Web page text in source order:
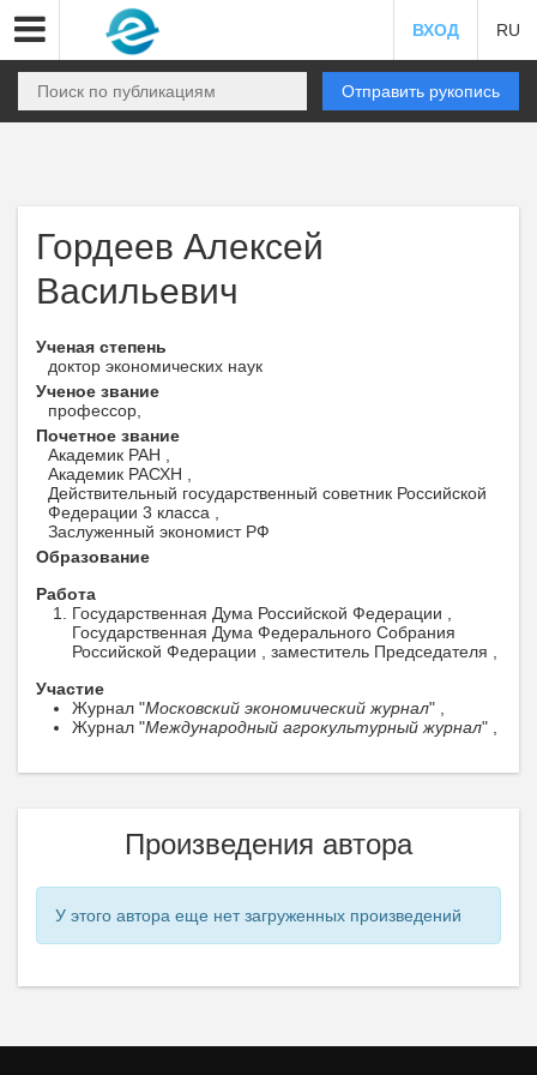
ВХОД RU
Отправить рукопись
Гордеев Алексей
Васильевич
Ученая степень
доктор экономических наук
Ученое звание
профессор,
Почетное звание
Академик РАН ,
Академик РАСХН ,
Действительный государственный советник Российской
Федерации 3 класса ,
Заслуженный экономист РФ
Образование
Работа
Государственная Дума Российской Федерации ,
Государственная Дума Федерального Собрания
Российской Федерации , заместитель Председателя ,
Участие
Журнал "Московский экономический журнал" ,
Журнал "Международный агрокультурный журнал" ,
Произведения автора
У этого автора еще нет загруженных произведений